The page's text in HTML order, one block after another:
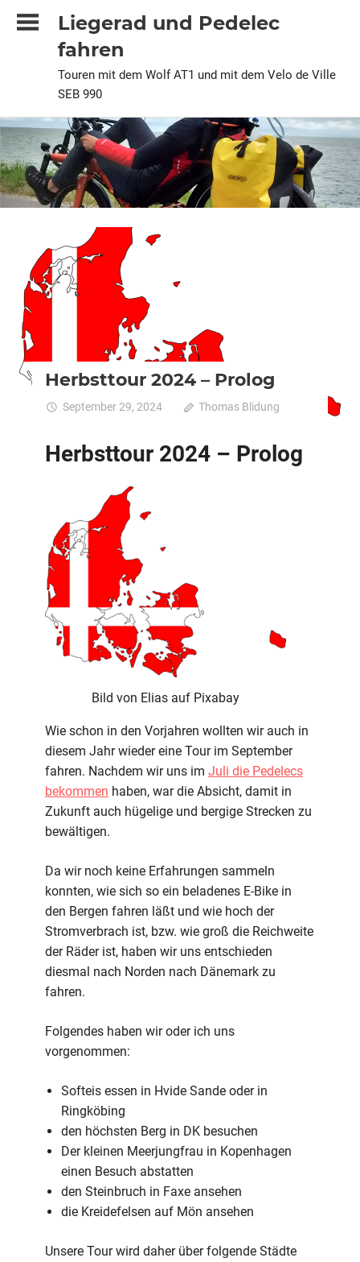
Inhalt
Liegerad und Pedelec
fahren
Touren mit dem Wolf AT1 und mit dem Velo de Ville
SEB 990
2024 Alle Pedelec
Herbsttour 2024 – Prolog
September 29, 2024 Thomas Blidung
Herbsttour 2024 – Prolog
Bild von Elias auf Pixabay
Wie schon in den Vorjahren wollten wir auch in
diesem Jahr wieder eine Tour im September
fahren. Nachdem wir uns im Juli die Pedelecs
bekommen haben, war die Absicht, damit in
Zukunft auch hügelige und bergige Strecken zu
bewältigen.
Da wir noch keine Erfahrungen sammeln
konnten, wie sich so ein beladenes E-Bike in
den Bergen fahren läßt und wie hoch der
Stromverbrach ist, bzw. wie groß die Reichweite
der Räder ist, haben wir uns entschieden
diesmal nach Norden nach Dänemark zu
fahren.
Folgendes haben wir oder ich uns
vorgenommen:
Softeis essen in Hvide Sande oder in
Ringköbing
den höchsten Berg in DK besuchen
Der kleinen Meerjungfrau in Kopenhagen
einen Besuch abstatten
den Steinbruch in Faxe ansehen
die Kreidefelsen auf Mön ansehen
Unsere Tour wird daher über folgende Städte